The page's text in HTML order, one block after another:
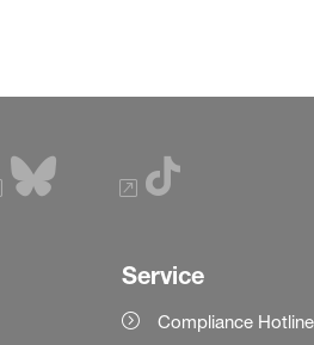
Service
Compliance Hotline